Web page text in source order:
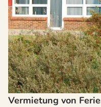
Vermietung von